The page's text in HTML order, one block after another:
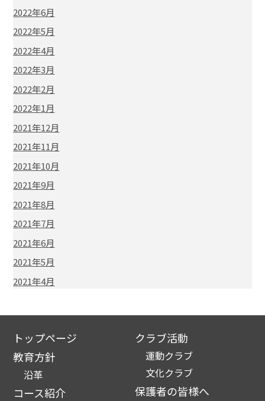
2022年6月
2022年5月
2022年4月
2022年3月
2022年2月
2022年1月
2021年12月
2021年11月
2021年10月
2021年9月
2021年8月
2021年7月
2021年6月
2021年5月
2021年4月
トップページ
教育方針
沿革
コース紹介
クラブ活動
運動クラブ
文化クラブ
保護者の皆様へ